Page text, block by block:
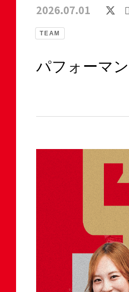
TEAM
2026.07.01
パフォーマ